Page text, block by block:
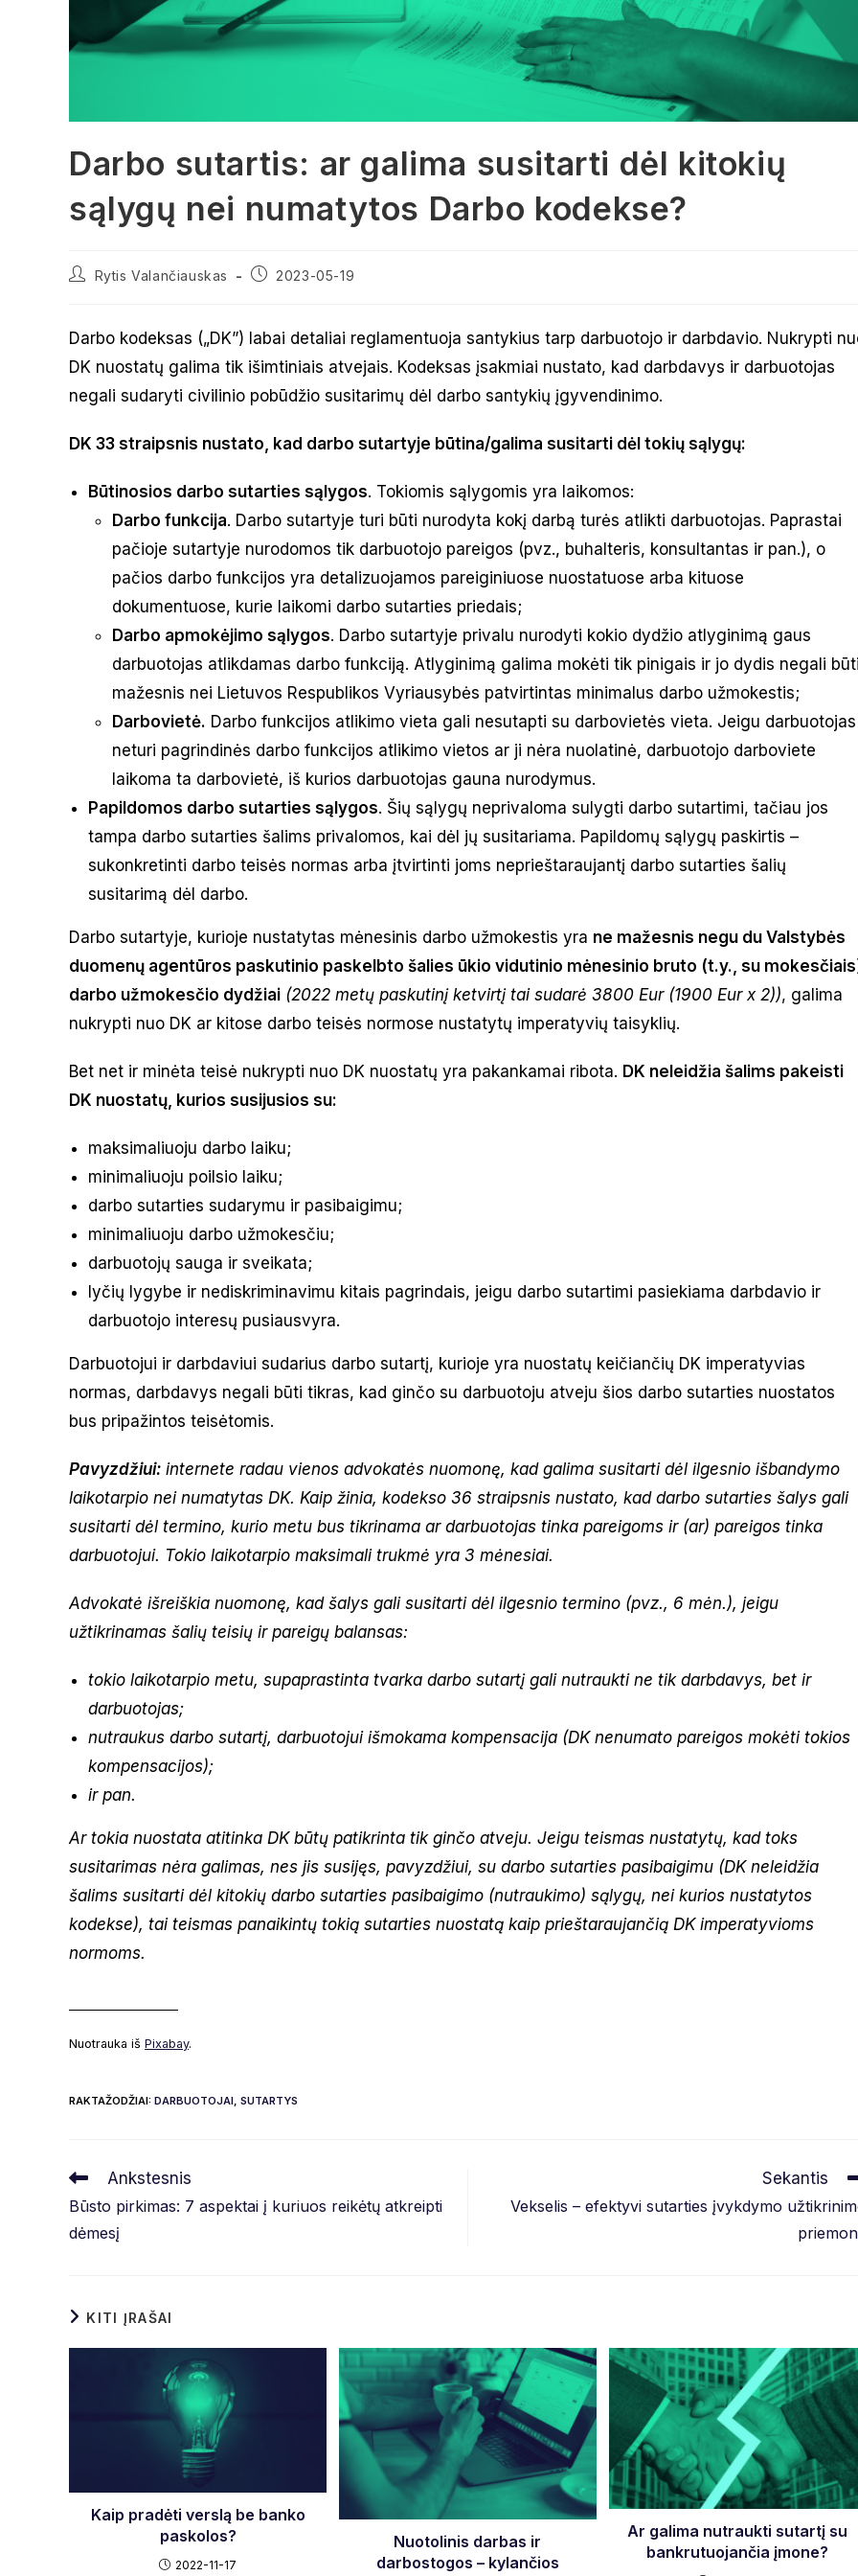
Darbo sutartis: ar galima susitarti dėl kitokių
sąlygų nei numatytos Darbo kodekse?
PostRytis Valančiauskas
Post2023-05-19
Darbo kodeksas („DK”) labai detaliai reglamentuoja santykius tarp darbuotojo ir darbdavio. Nukrypti
DK nuostatų galima tik išimtiniais atvejais. Kodeksas įsakmiai nustato, kad darbdavys ir darbuotojas
negali sudaryti civilinio pobūdžio susitarimų dėl darbo santykių įgyvendinimo.
DK 33 straipsnis nustato, kad darbo sutartyje būtina/galima susitarti dėl tokių sąlygų:
Būtinosios darbo sutarties sąlygos. Tokiomis sąlygomis yra laikomos:
Darbo funkcija. Darbo sutartyje turi būti nurodyta kokį darbą turės atlikti darbuotojas. Paprastai
pačioje sutartyje nurodomos tik darbuotojo pareigos (pvz., buhalteris, konsultantas ir pan.), o
pačios darbo funkcijos yra detalizuojamos pareiginiuose nuostatuose arba kituose
dokumentuose, kurie laikomi darbo sutarties priedais;
Darbo apmokėjimo sąlygos. Darbo sutartyje privalu nurodyti kokio dydžio atlyginimą gaus
darbuotojas atlikdamas darbo funkciją. Atlyginimą galima mokėti tik pinigais ir jo dydis negali
mažesnis nei Lietuvos Respublikos Vyriausybės patvirtintas minimalus darbo užmokestis;
Darbovietė. Darbo funkcijos atlikimo vieta gali nesutapti su darbovietės vieta. Jeigu darbuotojas
neturi pagrindinės darbo funkcijos atlikimo vietos ar ji nėra nuolatinė, darbuotojo darboviete
laikoma ta darbovietė, iš kurios darbuotojas gauna nurodymus.
Papildomos darbo sutarties sąlygos. Šių sąlygų neprivaloma sulygti darbo sutartimi, tačiau jos
tampa darbo sutarties šalims privalomos, kai dėl jų susitariama. Papildomų sąlygų paskirtis –
sukonkretinti darbo teisės normas arba įtvirtinti joms neprieštaraujantį darbo sutarties šalių
susitarimą dėl darbo.
Darbo sutartyje, kurioje nustatytas mėnesinis darbo užmokestis yra ne mažesnis negu du Valstybės
duomenų agentūros paskutinio paskelbto šalies ūkio vidutinio mėnesinio bruto (t.y., su
darbo užmokesčio dydžiai (2022 metų paskutinį ketvirtį tai sudarė 3800 Eur (1900 Eur x 2)), galima
nukrypti nuo DK ar kitose darbo teisės normose nustatytų imperatyvių taisyklių.
Bet net ir minėta teisė nukrypti nuo DK nuostatų yra pakankamai ribota. DK neleidžia šalims pakeisti
DK nuostatų, kurios susijusios su:
maksimaliuoju darbo laiku;
minimaliuoju poilsio laiku;
darbo sutarties sudarymu ir pasibaigimu;
minimaliuoju darbo užmokesčiu;
darbuotojų sauga ir sveikata;
lyčių lygybe ir nediskriminavimu kitais pagrindais, jeigu darbo sutartimi pasiekiama darbdavio ir
darbuotojo interesų pusiausvyra.
Darbuotojui ir darbdaviui sudarius darbo sutartį, kurioje yra nuostatų keičiančių DK imperatyvias
normas, darbdavys negali būti tikras, kad ginčo su darbuotoju atveju šios darbo sutarties nuostatos
bus pripažintos teisėtomis.
Pavyzdžiui: internete radau vienos advokatės nuomonę, kad galima susitarti dėl ilgesnio išbandymo
laikotarpio nei numatytas DK. Kaip žinia, kodekso 36 straipsnis nustato, kad darbo sutarties šalys gali
susitarti dėl termino, kurio metu bus tikrinama ar darbuotojas tinka pareigoms ir (ar) pareigos tinka
darbuotojui. Tokio laikotarpio maksimali trukmė yra 3 mėnesiai.
Advokatė išreiškia nuomonę, kad šalys gali susitarti dėl ilgesnio termino (pvz., 6 mėn.), jeigu
užtikrinamas šalių teisių ir pareigų balansas:
tokio laikotarpio metu, supaprastinta tvarka darbo sutartį gali nutraukti ne tik darbdavys, bet ir
darbuotojas;
nutraukus darbo sutartį, darbuotojui išmokama kompensacija (DK nenumato pareigos mokėti tokios
kompensacijos);
ir pan.
Ar tokia nuostata atitinka DK būtų patikrinta tik ginčo atveju. Jeigu teismas nustatytų, kad toks
susitarimas nėra galimas, nes jis susijęs, pavyzdžiui, su darbo sutarties pasibaigimu (DK neleidžia
šalims susitarti dėl kitokių darbo sutarties pasibaigimo (nutraukimo) sąlygų, nei kurios nustatytos
kodekse), tai teismas panaikintų tokią sutarties nuostatą kaip prieštaraujančią DK imperatyvioms
normoms.
Nuotrauka iš Pixabay.
RAKTAŽODŽIAI: DARBUOTOJAI SUTARTYS
Read
articles
Ankstesnis
Būsto pirkimas: 7 aspektai į kuriuos reikėtų atkreipti
dėmesį
Sekantis
Vekselis – efektyvi sutarties įvykdymo
KITI ĮRAŠAI
Kaip pradėti verslą be banko
paskolos?
2022-11-17
Nuotolinis darbas ir
darbostogos – kylančios
Ar galima nutraukti sutartį su
bankrutuojančia įmone?